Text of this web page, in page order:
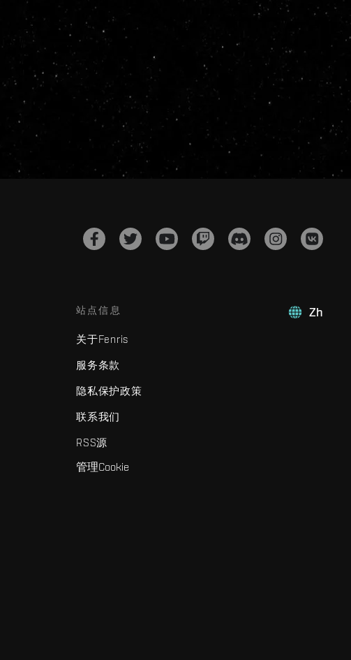
Zh
站点信息
关于Fenris
服务条款
隐私保护政策
联系我们
RSS源
管理Cookie